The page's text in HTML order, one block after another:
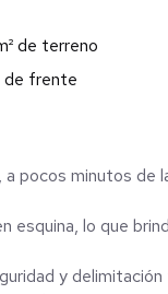
de terreno
de frente
pocos minutos de
lo que
y